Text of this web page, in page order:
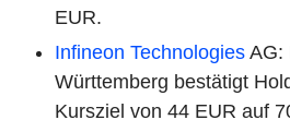
EUR.
Infineon Technologies AG:
Württemberg bestätigt
Kursziel von 44 EUR auf